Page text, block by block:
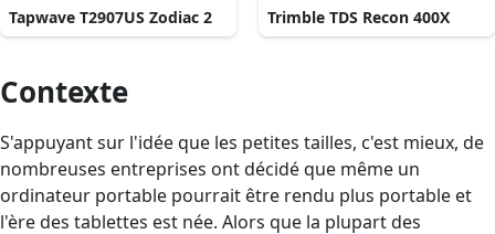
Tapwave T2907US Zodiac 2 Trimble TDS Recon 400X
Contexte
S'appuyant sur l'idée que les petites tailles, c'est mieux, de
nombreuses entreprises ont décidé que même un
ordinateur portable pourrait être rendu plus portable et
l'ère des tablettes est née. Alors que la plupart des